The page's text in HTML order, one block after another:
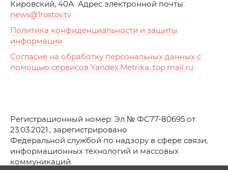
Кировский, 40А. Адрес электронной почты:
news@1rostov.tv
Политика конфиденциальности и защиты
информации
Согласие на обработку персональных данных с
помощью сервисов Yandex.Metrika, top.mail.ru
Регистрационный номер: Эл № ФС77-80695 от
23.03.2021., зарегистрировано
Федеральной службой по надзору в сфере связи,
информационных технологий и массовых
коммуникаций.